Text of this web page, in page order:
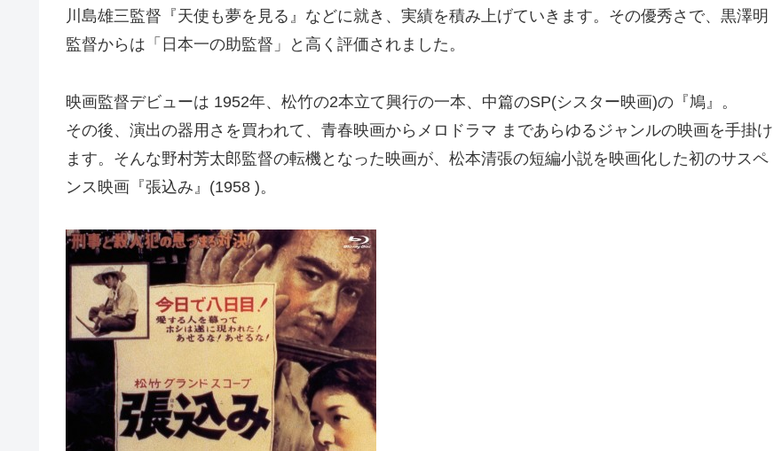
川島雄三監督『天使も夢を見る』などに就き、実績を積み上げていきます。その優秀さで、黒澤明
監督からは「日本一の助監督」と高く評価されました。
映画監督デビューは 1952年、松竹の2本立て興行の一本、中篇のSP(シスター映画)の『鳩』。
その後、演出の器用さを買われて、青春映画からメロドラマ まであらゆるジャンルの映画を手掛け
ます。そんな野村芳太郎監督の転機となった映画が、松本清張の短編小説を映画化した初のサスペ
ンス映画『張込み』(1958 )。